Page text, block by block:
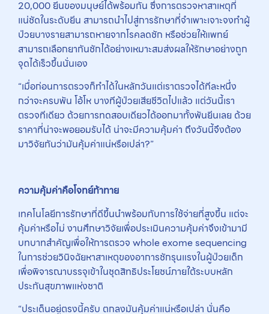
20,000 ยีนของมนุษย์ได้พร้อมกัน ซึ่งการตรวจหาสาเหตุที่
แน่ชัดในระดับยีน สามารถนำไปสู่การรักษาที่จำเพาะเจาะจงทำผู้
ป่วยบางรายสามารถหายจากโรคลดชัก หรือช่วยให้แพทย์
สามารถเลือกยากันชักได้อย่างเหมาะสมส่งผลให้รักษาอย่างถูก
จุดได้เร็วขึ้นนั่นเอง
“เมื่อก่อนการตรวจก็ทำได้ในหลักวันแต่เราตรวจได้ทีละหนึ่ง
กว่าจะครบพัน โอ้โห บางทีผู้ป่วยเสียชีวิตไปแล้ว แต่วันนี้เรา
ตรวจทีเดียว ด้วยการทดสอบเดียวได้ออกมาทั้งพันยีนเลย ด้วย
ราคาที่น่าจะพอยอมรับได้ น่าจะมีความคุ้มค่า ถึงวันนี้จึงต้อง
มาวิจัยกันว่ามันคุ้มค่าแน่หรือเปล่า?”
ความคุ้มค่าคือโจทย์ท้าทาย
เทคโนโลยีการรักษาที่ดีขึ้นนำพร้อมกับการใช้จ่ายที่สูงขึ้น แต่จะ
คุ้มค่าหรือไม่ งานศึกษาวิจัยเพื่อประเมินความคุ้มค่าจึงเข้ามามี
บทบาทสำคัญเพื่อให้การตรวจ whole exome sequencing
ในการช่วยวินิจฉัยหาสาเหตุของอาการชักรุนแรงในผู้ป่วยเด็ก
เพื่อพิจารณาบรรจุเข้าในชุดสิทธิประโยชน์ภายใต้ระบบหลัก
ประกันสุขภาพแห่งชาติ
“ประเด็นอยู่ตรงนี้ครับ ตกลงมันคุ้มค่าแน่หรือเปล่า นั่นคือ